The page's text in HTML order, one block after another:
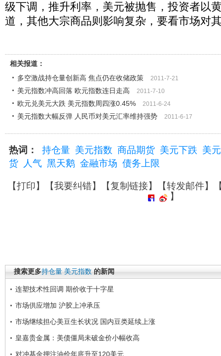
级下调，推升利率，美元被抛售，投资者以
道，其他大宗商品则影响复杂，要看市场对
相关报道：
多空激战持仓量创新高 焦点仍在收储政策
2011-7-21
美元指数冲高回落 欧元指数连日走高 2011-7-10
欧元兑美元大跌 美元指数周四涨0.45% 2011-6-24
美元指数大幅反弹 人民币对美元汇率维持强势 2011-6-17
热词： 持仓量 美元指数 商品期货 美元下跌 美
货
人气 黑天鹅 金融市场 债务上限
【打印】【我要纠错】【复制链接】【转发邮件】
】
搜索更多持仓量 美元指数 的新闻
连塑技术性回调 期价收于十字星
市场供应增加 沪胶上冲承压
市场继续担心美豆生长状况 国内豆类延续上涨
皇嘉贵金属：美债僵局未破金价小幅收高
对冲基金押注油价年底升至120美元